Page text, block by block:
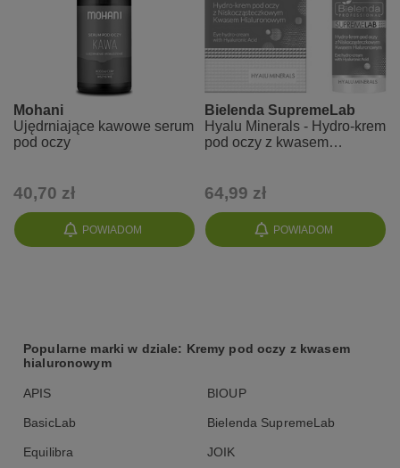
POWIADOM
Mohani
Ujędrniające kawowe serum
pod oczy
40,70 zł
POWIADOM
Bielenda SupremeLab
Hyalu Minerals - Hydro-krem
pod oczy z kwasem
64,99 zł
Popularne marki w dziale: Kremy pod oczy z kwasem
hialuronowym
APIS BIOUP
BasicLab Bielenda SupremeLab
Equilibra JOIK